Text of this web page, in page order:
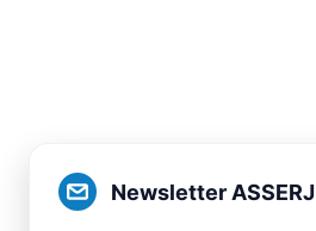
Newsletter ASSERJ